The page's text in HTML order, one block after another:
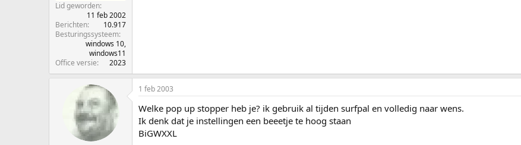
Lid geworden
11 feb 2002
Berichten
10.917
Besturingssysteem
windows 10,
windows11
Office versie
2023
1 feb 2003
Welke pop up stopper heb je? ik gebruik al tijden surfpal en volledig naar wens.
Ik denk dat je instellingen een beeetje te hoog staan
BiGWXXL